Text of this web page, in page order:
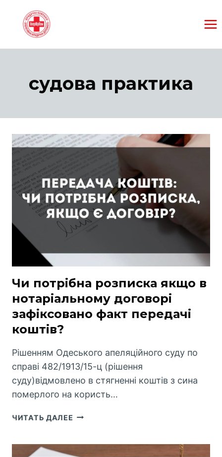
содержанию
судова практика
Чи потрібна розписка якщо в
нотаріальному договорі
зафіксовано факт передачі
коштів?
Рішенням Одеського апеляційного суду по
справі 482/1913/15-ц (рішення
суду)відмовлено в стягненні коштів з сина
померлого на користь…
ЧИТАТЬ ДАЛЕЕ ЧИ